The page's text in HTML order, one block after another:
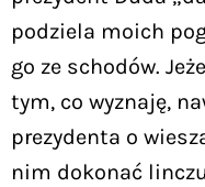
podziela moich
go ze schodów.
tym, co wyznaję,
prezydenta o
nim dokonać